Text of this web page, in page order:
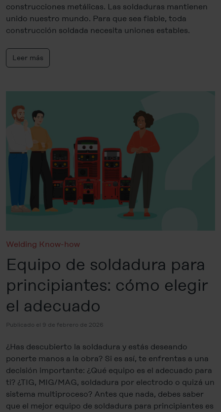
construcciones metálicas. Las soldaduras mantienen
unido nuestro mundo. Para que sea fiable, toda
construcción soldada necesita uniones estables.
Leer más
Welding Know-how
Equipo de soldadura para
principiantes: cómo elegir
el adecuado
Publicado el 9 de febrero de 2026
¿Has descubierto la soldadura y estás deseando
ponerte manos a la obra? Si es así, te enfrentas a una
decisión importante: ¿Qué equipo es el adecuado para
ti? ¿TIG, MIG/MAG, soldadura por electrodo o quizá un
sistema multiproceso? Antes que nada, debes saber
que el mejor equipo de soldadura para principiantes es